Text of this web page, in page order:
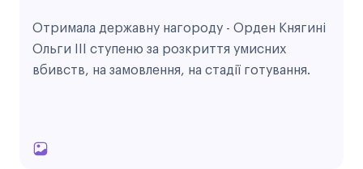
Отримала державну нагороду - Орден Княгині
Ольги III cтупеню за розкриття умисних
вбивств, на замовлення, на стадії готування.
Г